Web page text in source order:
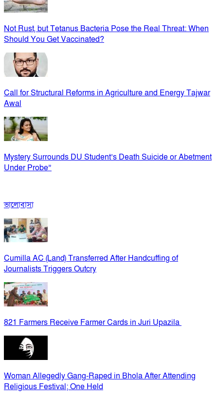
Not Rust, but Tetanus Bacteria Pose the Real Threat: When
Should You Get Vaccinated?
Call for Structural Reforms in Agriculture and Energy Tajwar
Awal
Mystery Surrounds DU Student’s Death Suicide or Abetment
Under Probe”
ভালোবাসা
Cumilla AC (Land) Transferred After Handcuffing of
Journalists Triggers Outcry
821 Farmers Receive Farmer Cards in Juri Upazila
Woman Allegedly Gang-Raped in Bhola After Attending
Religious Festival; One Held